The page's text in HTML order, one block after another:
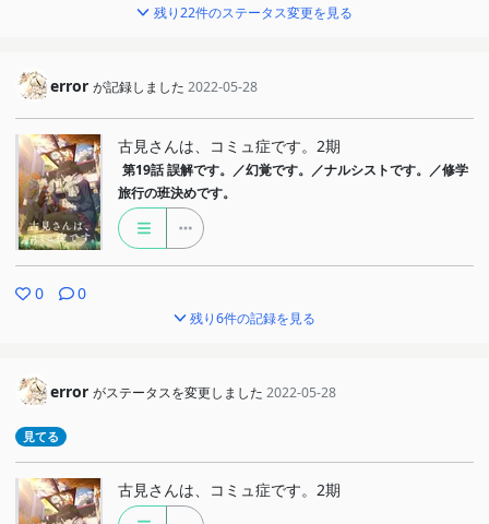
残り22件のステータス変更を見る
error が記録しました 2022-05-28
古見さんは、コミュ症です。2期
第19話 誤解です。／幻覚です。／ナルシストです。／修学
旅行の班決めです。
0 0
残り6件の記録を見る
error がステータスを変更しました 2022-05-28
見てる
古見さんは、コミュ症です。2期